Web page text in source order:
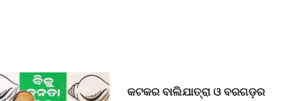
କଟକର ବାଲିଯାତ୍ରା ଓ ବରଗଡ଼ର